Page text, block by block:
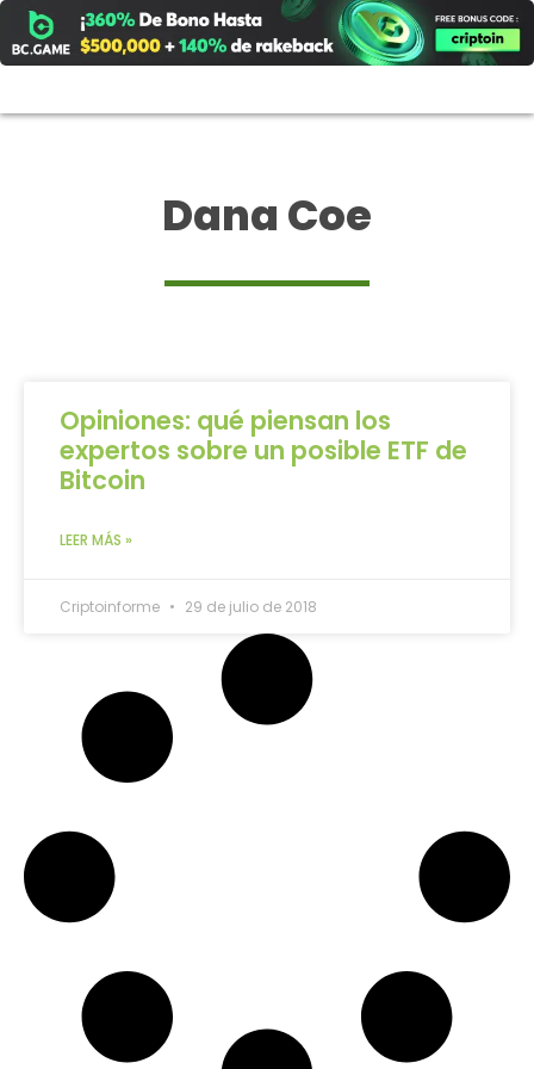
al
contenido
Dana Coe
Opiniones: qué piensan los
expertos sobre un posible ETF de
Bitcoin
LEER MÁS »
Criptoinforme 29 de julio de 2018